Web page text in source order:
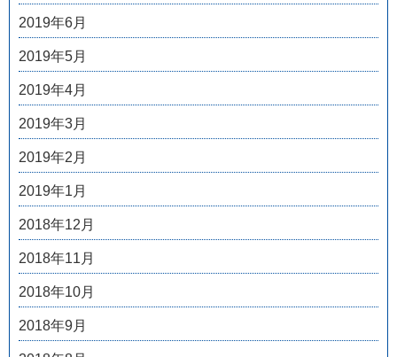
2019年6月
2019年5月
2019年4月
2019年3月
2019年2月
2019年1月
2018年12月
2018年11月
2018年10月
2018年9月